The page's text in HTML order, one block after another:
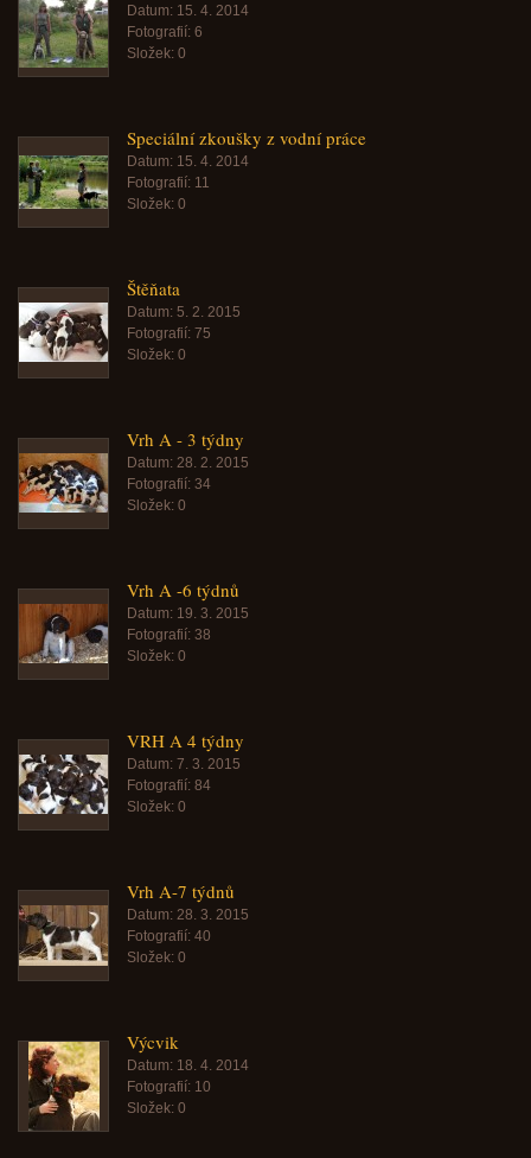
Datum: 15. 4. 2014
Fotografií: 6
Složek: 0
Speciální zkoušky z vodní práce
Datum: 15. 4. 2014
Fotografií: 11
Složek: 0
Štěňata
Datum: 5. 2. 2015
Fotografií: 75
Složek: 0
Vrh A - 3 týdny
Datum: 28. 2. 2015
Fotografií: 34
Složek: 0
Vrh A -6 týdnů
Datum: 19. 3. 2015
Fotografií: 38
Složek: 0
VRH A 4 týdny
Datum: 7. 3. 2015
Fotografií: 84
Složek: 0
Vrh A-7 týdnů
Datum: 28. 3. 2015
Fotografií: 40
Složek: 0
Výcvik
Datum: 18. 4. 2014
Fotografií: 10
Složek: 0